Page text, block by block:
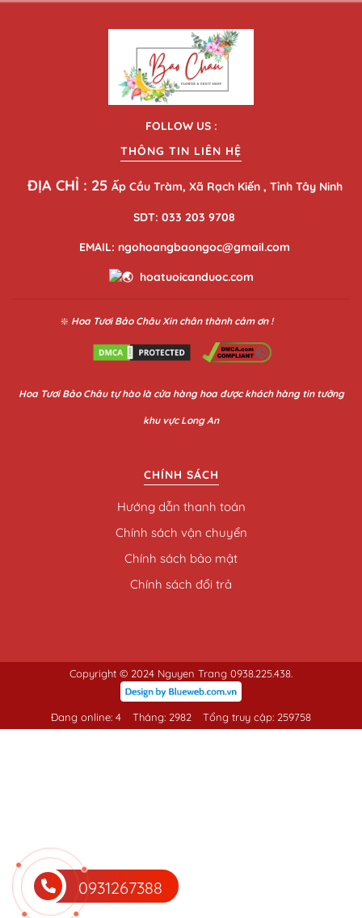
FOLLOW US :
THÔNG TIN LIÊN HỆ
ĐỊA CHỈ : 25 Ấp Cầu Tràm, Xã Rạch Kiến , Tỉnh Tây Ninh
SDT: 033 203 9708
EMAIL: ngohoangbaongoc@gmail.com
hoatuoicanduoc.com
❇️ Hoa Tươi Bảo Châu Xin chân thành cảm ơn !
Hoa Tươi Bảo Châutự hào là cửa hàng hoa được khách hàng tin tưởng
khu vực Long An
CHÍNH SÁCH
Hướng dẫn thanh toán
Chính sách vận chuyển
Chính sách bảo mật
Chính sách đổi trả
Copyright © 2024 Nguyen Trang 0938.225.438.
Đang online: 4 Tháng: 2982 Tổng truy cập: 259758
0931267388